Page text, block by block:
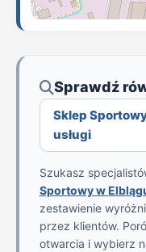
Sprawdź
Sklep
usługi
Szukasz
Sportowy w
zestawienie
przez klientów.
otwarcia i wybierz